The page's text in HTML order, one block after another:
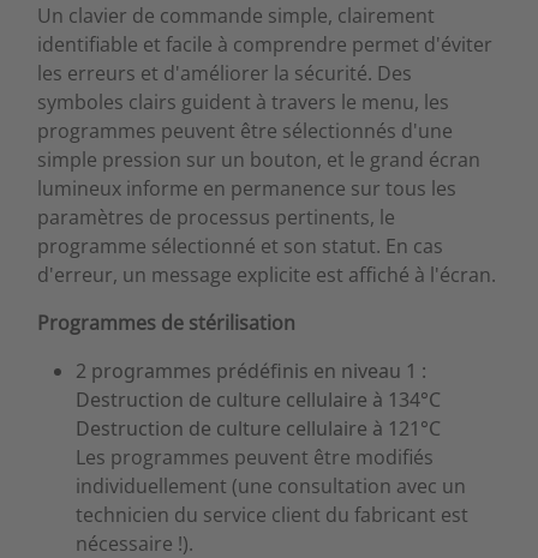
Un clavier de commande simple, clairement
identifiable et facile à comprendre permet d'éviter
les erreurs et d'améliorer la sécurité. Des
symboles clairs guident à travers le menu, les
programmes peuvent être sélectionnés d'une
simple pression sur un bouton, et le grand écran
lumineux informe en permanence sur tous les
paramètres de processus pertinents, le
programme sélectionné et son statut. En cas
d'erreur, un message explicite est affiché à l'écran.
Programmes de stérilisation
2 programmes prédéfinis en niveau 1 :
Destruction de culture cellulaire à 134°C
Destruction de culture cellulaire à 121°C
Les programmes peuvent être modifiés
individuellement (une consultation avec un
technicien du service client du fabricant est
nécessaire !).